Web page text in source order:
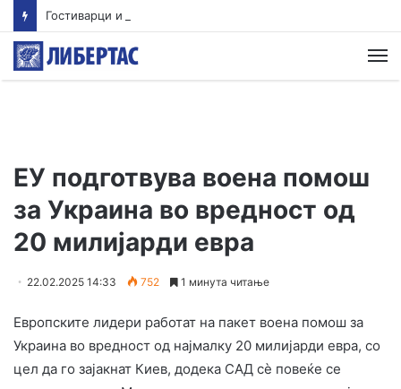
Гостиварци и натаму без пивка вода
ЕУ подготвува воена помош
за Украина во вредност од
20 милијарди евра
22.02.2025 14:33 752 1 минута читање
Европските лидери работат на пакет воена помош за
Украина во вредност од најмалку 20 милијарди евра, со
цел да го зајакнат Киев, додека САД сè повеќе се